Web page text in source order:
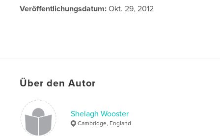
Veröffentlichungsdatum: Okt. 29, 2012
Über den Autor
Shelagh Wooster
Cambridge, England